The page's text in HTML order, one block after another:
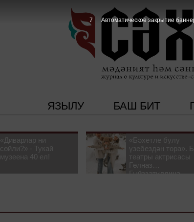
ЯЗЫЛУ БАШ БИТ
«Диварлар ни
сөйли?» - Тукай
музеена 40 ел!
«Бәхетле булу
үзебездән тора».
театры актрисасы
Гөлназ
Гыйззәтуллина-
6 Автоматическое закрытие